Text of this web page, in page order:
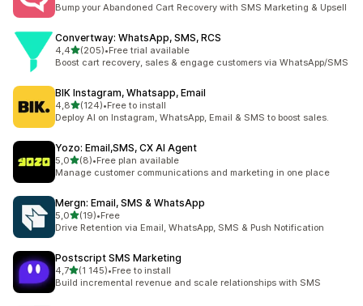
Bump your Abandoned Cart Recovery with SMS Marketing & Upsell
Convertway: WhatsApp, SMS, RCS
4,4na 5 gwiazdek
(205)
Łączna liczba recenzji: 205
•Free trial available
Boost cart recovery, sales & engage customers via WhatsApp/SMS
BIK Instagram, Whatsapp, Email
4,8na 5 gwiazdek
(124)
Łączna liczba recenzji: 124
•Free to install
Deploy AI on Instagram, WhatsApp, Email & SMS to boost sales.
Yozo: Email,SMS, CX AI Agent
5,0na 5 gwiazdek
(8)
Łączna liczba recenzji: 8
•Free plan available
Manage customer communications and marketing in one place
Mergn: Email, SMS & WhatsApp
5,0na 5 gwiazdek
(19)
Łączna liczba recenzji: 19
•Free
Drive Retention via Email, WhatsApp, SMS & Push Notification
Postscript SMS Marketing
4,7na 5 gwiazdek
(1 145)
Łączna liczba recenzji: 1145
•Free to install
Build incremental revenue and scale relationships with SMS